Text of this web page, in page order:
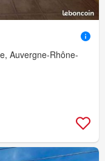
Auvergne-Rhône-